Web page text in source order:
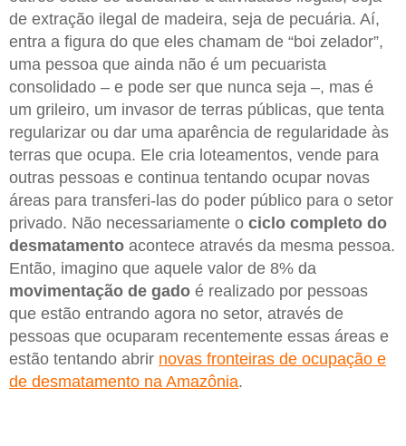
de extração ilegal de madeira, seja de pecuária. Aí,
entra a figura do que eles chamam de “boi zelador”,
uma pessoa que ainda não é um pecuarista
consolidado – e pode ser que nunca seja –, mas é
um grileiro, um invasor de terras públicas, que tenta
regularizar ou dar uma aparência de regularidade às
terras que ocupa. Ele cria loteamentos, vende para
outras pessoas e continua tentando ocupar novas
áreas para transferi-las do poder público para o setor
privado. Não necessariamente o ciclo completo do
desmatamento acontece através da mesma pessoa.
Então, imagino que aquele valor de 8% da
movimentação de gado é realizado por pessoas
que estão entrando agora no setor, através de
pessoas que ocuparam recentemente essas áreas e
estão tentando abrir novas fronteiras de ocupação e
de desmatamento na Amazônia.